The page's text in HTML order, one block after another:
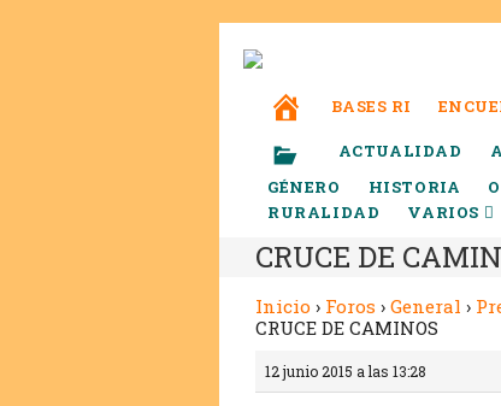
BASES RI
ACTUALIDAD
GÉNERO
HISTORIA
RURALIDAD
VARIOS
CRUCE DE
Inicio › Foros › General ›
CRUCE DE CAMINOS
12 junio 2015 a las 13:28